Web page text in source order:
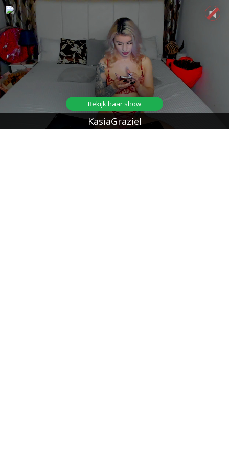
KasiaGraziel
Bekijk haar show